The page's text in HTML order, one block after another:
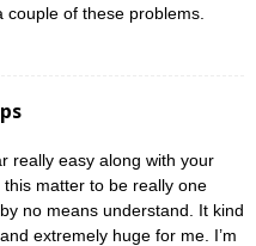
of these problems.
really easy along with your
matter to be really one
no means understand. It kind
extremely huge for me. I’m